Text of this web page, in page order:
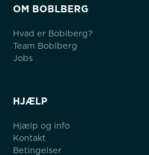
OM BOBLBERG
Hvad er Boblberg?
Team Boblberg
Jobs
HJÆLP
Hjælp og info
Kontakt
Betingelser